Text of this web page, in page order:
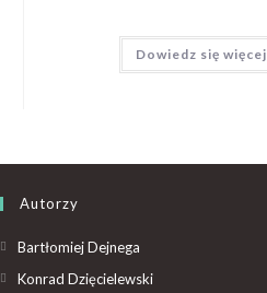
Dowiedz się więcej
Autorzy
Bartłomiej Dejnega
Konrad Dzięcielewski